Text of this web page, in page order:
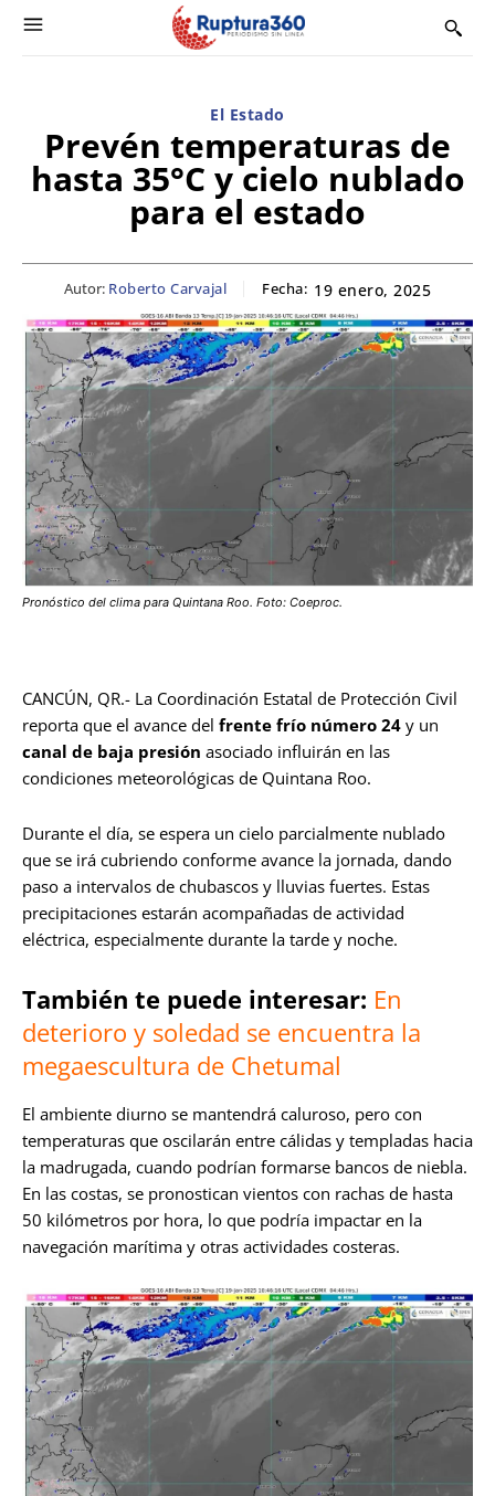
El Estado
Prevén temperaturas de
hasta 35°C y cielo nublado
para el estado
Autor: Roberto Carvajal Fecha: 19 enero, 2025
Pronóstico del clima para Quintana Roo. Foto: Coeproc.
CANCÚN, QR.- La Coordinación Estatal de Protección Civil
reporta que el avance del frente frío número 24 y un
canal de baja presión asociado influirán en las
condiciones meteorológicas de Quintana Roo.
Durante el día, se espera un cielo parcialmente nublado
que se irá cubriendo conforme avance la jornada, dando
paso a intervalos de chubascos y lluvias fuertes. Estas
precipitaciones estarán acompañadas de actividad
eléctrica, especialmente durante la tarde y noche.
También te puede interesar: En
deterioro y soledad se encuentra la
megaescultura de Chetumal
El ambiente diurno se mantendrá caluroso, pero con
temperaturas que oscilarán entre cálidas y templadas hacia
la madrugada, cuando podrían formarse bancos de niebla.
En las costas, se pronostican vientos con rachas de hasta
50 kilómetros por hora, lo que podría impactar en la
navegación marítima y otras actividades costeras.